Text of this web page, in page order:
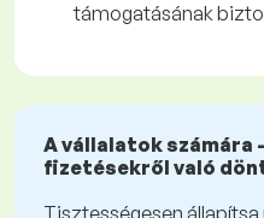
támogatásának
A vállalatok számára
fizetésekről való